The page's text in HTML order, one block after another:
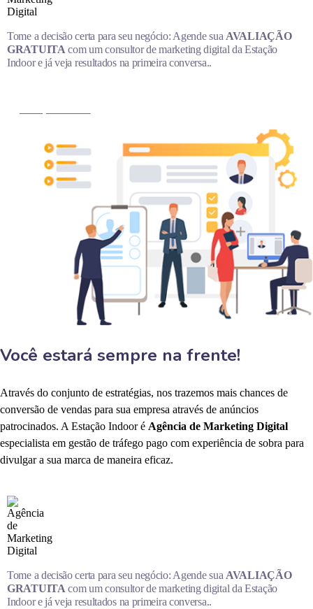
Tome a decisão certa para seu negócio: Agende sua AVALIAÇÃO
GRATUITA com um consultor de marketing digital da Estação
Indoor e já veja resultados na primeira conversa..
Você estará sempre na frente!
Através do conjunto de estratégias, nos trazemos mais chances de
conversão de vendas para sua empresa através de anúncios
patrocinados. A Estação Indoor é Agência de Marketing Digital
especialista em gestão de tráfego pago com experiência de sobra para
divulgar a sua marca de maneira eficaz.
Tome a decisão certa para seu negócio: Agende sua AVALIAÇÃO
GRATUITA com um consultor de marketing digital da Estação
Indoor e já veja resultados na primeira conversa..